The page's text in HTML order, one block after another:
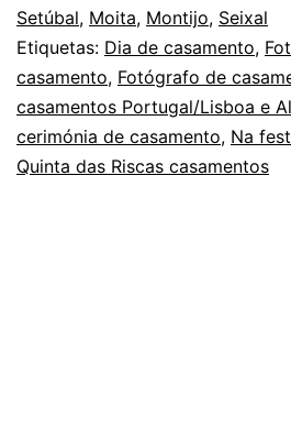
Setúbal, Moita, Montijo, Seixal
Etiquetas: Dia de casamento,
casamento, Fotógrafo de
casamentos Portugal/Lisboa e
cerimónia de casamento, Na
Quinta das Riscas casamentos